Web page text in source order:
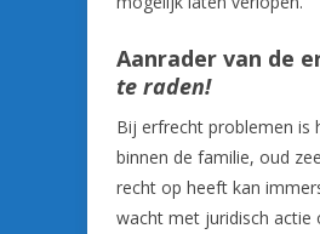
Aanrader van de
te raden!
Bij erfrecht problemen is
binnen de familie, oud
recht op heeft kan
wacht met juridisch actie